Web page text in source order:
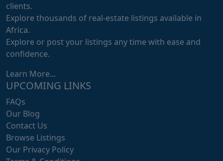
clients.
Explore thousands of real-estate listings available in
Africa.
Explore or post your listings any time with ease and
confidence.
Learn More...
UPCOMING LINKS
FAQs
Our Blog
Contact Us
Browse Listings
Our Privacy Policy